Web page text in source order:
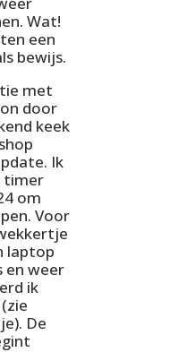
Wat!
een
bewijs.
met
door
keek
Ik
timer
om
Voor
laptop
en weer
ik
De